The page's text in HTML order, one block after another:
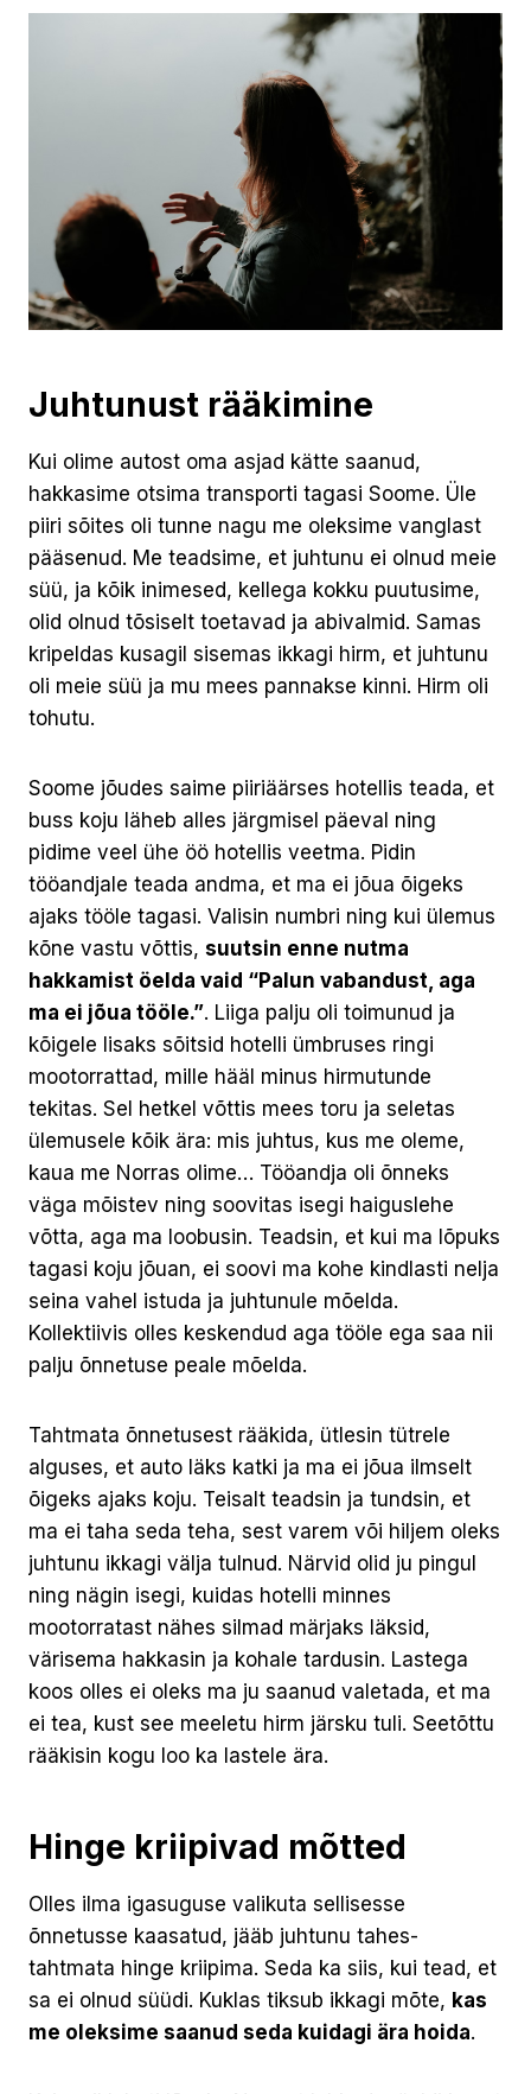
Juhtunust rääkimine
Kui olime autost oma asjad kätte saanud,
hakkasime otsima transporti tagasi Soome. Üle
piiri sõites oli tunne nagu me oleksime vanglast
pääsenud. Me teadsime, et juhtunu ei olnud meie
süü, ja kõik inimesed, kellega kokku puutusime,
olid olnud tõsiselt toetavad ja abivalmid. Samas
kripeldas kusagil sisemas ikkagi hirm, et juhtunu
oli meie süü ja mu mees pannakse kinni. Hirm oli
tohutu.
Soome jõudes saime piiriäärses hotellis teada, et
buss koju läheb alles järgmisel päeval ning
pidime veel ühe öö hotellis veetma. Pidin
tööandjale teada andma, et ma ei jõua õigeks
ajaks tööle tagasi. Valisin numbri ning kui ülemus
kõne vastu võttis, suutsin enne nutma
hakkamist öelda vaid “Palun vabandust, aga
ma ei jõua tööle.”. Liiga palju oli toimunud ja
kõigele lisaks sõitsid hotelli ümbruses ringi
mootorrattad, mille hääl minus hirmutunde
tekitas. Sel hetkel võttis mees toru ja seletas
ülemusele kõik ära: mis juhtus, kus me oleme,
kaua me Norras olime… Tööandja oli õnneks
väga mõistev ning soovitas isegi haiguslehe
võtta, aga ma loobusin. Teadsin, et kui ma lõpuks
tagasi koju jõuan, ei soovi ma kohe kindlasti nelja
seina vahel istuda ja juhtunule mõelda.
Kollektiivis olles keskendud aga tööle ega saa nii
palju õnnetuse peale mõelda.
Tahtmata õnnetusest rääkida, ütlesin tütrele
alguses, et auto läks katki ja ma ei jõua ilmselt
õigeks ajaks koju. Teisalt teadsin ja tundsin, et
ma ei taha seda teha, sest varem või hiljem oleks
juhtunu ikkagi välja tulnud. Närvid olid ju pingul
ning nägin isegi, kuidas hotelli minnes
mootorratast nähes silmad märjaks läksid,
värisema hakkasin ja kohale tardusin. Lastega
koos olles ei oleks ma ju saanud valetada, et ma
ei tea, kust see meeletu hirm järsku tuli. Seetõttu
rääkisin kogu loo ka lastele ära.
Hinge kriipivad mõtted
Olles ilma igasuguse valikuta sellisesse
õnnetusse kaasatud, jääb juhtunu tahes-
tahtmata hinge kriipima. Seda ka siis, kui tead, et
sa ei olnud süüdi. Kuklas tiksub ikkagi mõte, kas
me oleksime saanud seda kuidagi ära hoida.